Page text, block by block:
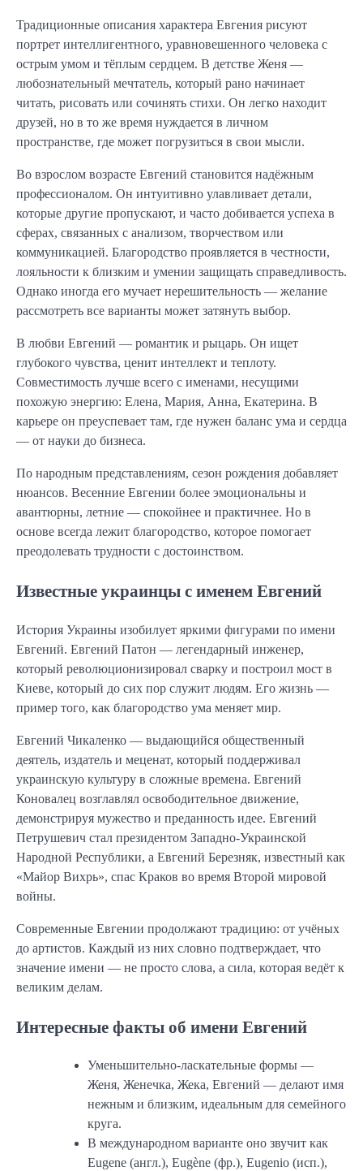
Традиционные описания характера Евгения рисуют
портрет интеллигентного, уравновешенного человека с
острым умом и тёплым сердцем. В детстве Женя —
любознательный мечтатель, который рано начинает
читать, рисовать или сочинять стихи. Он легко находит
друзей, но в то же время нуждается в личном
пространстве, где может погрузиться в свои мысли.
Во взрослом возрасте Евгений становится надёжным
профессионалом. Он интуитивно улавливает детали,
которые другие пропускают, и часто добивается успеха в
сферах, связанных с анализом, творчеством или
коммуникацией. Благородство проявляется в честности,
лояльности к близким и умении защищать справедливость.
Однако иногда его мучает нерешительность — желание
рассмотреть все варианты может затянуть выбор.
В любви Евгений — романтик и рыцарь. Он ищет
глубокого чувства, ценит интеллект и теплоту.
Совместимость лучше всего с именами, несущими
похожую энергию: Елена, Мария, Анна, Екатерина. В
карьере он преуспевает там, где нужен баланс ума и сердца
— от науки до бизнеса.
По народным представлениям, сезон рождения добавляет
нюансов. Весенние Евгении более эмоциональны и
авантюрны, летние — спокойнее и практичнее. Но в
основе всегда лежит благородство, которое помогает
преодолевать трудности с достоинством.
Известные украинцы с именем Евгений
История Украины изобилует яркими фигурами по имени
Евгений. Евгений Патон — легендарный инженер,
который революционизировал сварку и построил мост в
Киеве, который до сих пор служит людям. Его жизнь —
пример того, как благородство ума меняет мир.
Евгений Чикаленко — выдающийся общественный
деятель, издатель и меценат, который поддерживал
украинскую культуру в сложные времена. Евгений
Коновалец возглавлял освободительное движение,
демонстрируя мужество и преданность идее. Евгений
Петрушевич стал президентом Западно-Украинской
Народной Республики, а Евгений Березняк, известный как
«Майор Вихрь», спас Краков во время Второй мировой
войны.
Современные Евгении продолжают традицию: от учёных
до артистов. Каждый из них словно подтверждает, что
значение имени — не просто слова, а сила, которая ведёт к
великим делам.
Интересные факты об имени Евгений
Уменьшительно-ласкательные формы —
Женя, Женечка, Жека, Евгений — делают имя
нежным и близким, идеальным для семейного
круга.
В международном варианте оно звучит как
Eugene (англ.), Eugène (фр.), Eugenio (исп.),